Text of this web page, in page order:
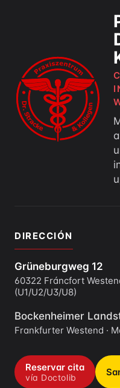
DIRECCIÓN
Grüneburgweg 12
60322 Fráncfort
(U1/U2/U3/U8)
Bockenheimer
Frankfurter Westend ·
Reservar cita
vía Doctolib